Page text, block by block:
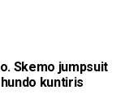
Skemo jumpsuit
kuntiris